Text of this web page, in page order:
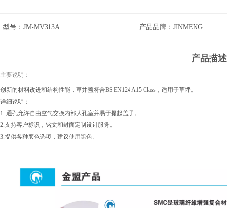
型号： JM-MV313A 产品品牌： JINMENG
产品描述
主要说明：
创新的材料改进和结构性能，草井盖符合BS EN124 A15 Class，适用于草坪。
详细说明：
1. 通孔允许自由空气交换内部人孔室并易于提起盖子。
2.支持客户标识，铭文和封面定制设计服务。
3.提供各种颜色选项，建议使用黑色。